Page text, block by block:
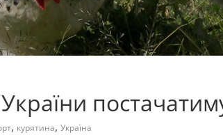
, курятина, Україна